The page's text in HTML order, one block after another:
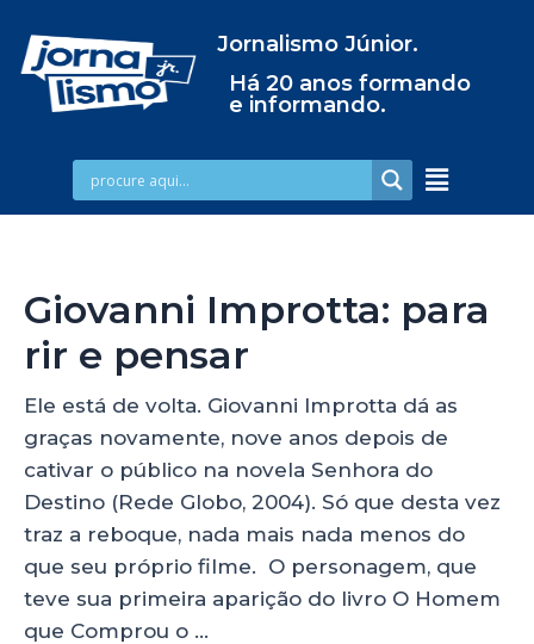
Jornalismo Júnior.
Há 20 anos formando
e informando.
Giovanni Improtta: para
rir e pensar
Ele está de volta. Giovanni Improtta dá as
graças novamente, nove anos depois de
cativar o público na novela Senhora do
Destino (Rede Globo, 2004). Só que desta vez
traz a reboque, nada mais nada menos do
que seu próprio filme. O personagem, que
teve sua primeira aparição do livro O Homem
que Comprou o …